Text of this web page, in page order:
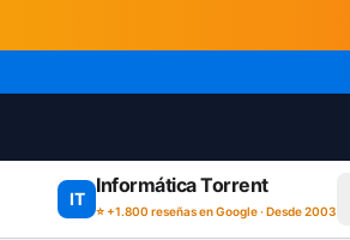
IT
Informática Torrent
⭐ +1.800 reseñas en Google · Desde 2003